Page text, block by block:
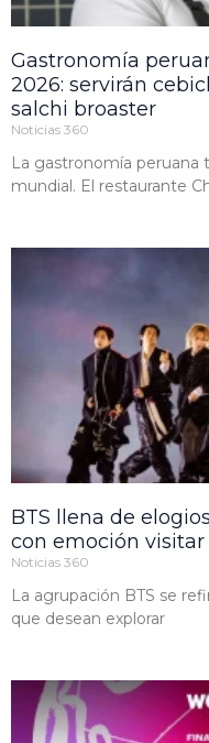
Gastronomía
2026: servirán
salchi broaster
Noticias 360
La gastronomía peruana
mundial. El restaurante
BTS llena de
con emoción visitar
Noticias 360
La agrupación BTS se
que desean explorar